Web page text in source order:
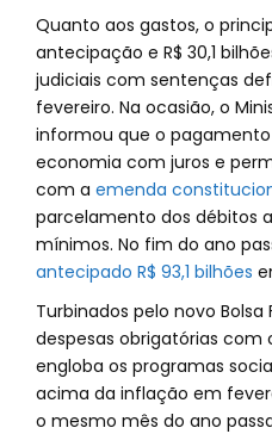
Quanto aos gastos, o
antecipação e R$ 30,1
judiciais com sentenças
fevereiro. Na ocasião, o
informou que o
economia com juros e
com a emenda
parcelamento dos débitos
mínimos. No fim do ano
antecipado R$ 93,1 bilhões
Turbinados pelo novo
despesas obrigatórias
engloba os programas
acima da inflação em
o mesmo mês do ano